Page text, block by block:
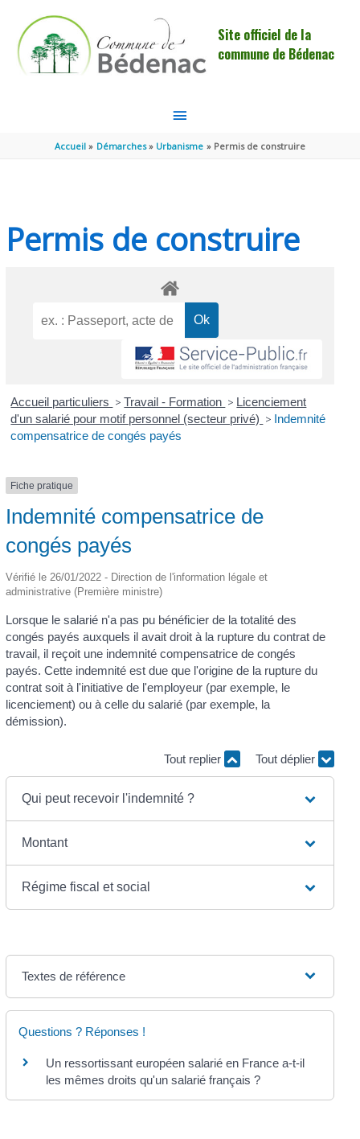
Site officiel de la
commune de Bédenac
MENU
PRINCIPAL
Accueil Démarches Urbanisme Permis de construire
Permis de construire
Accueil particuliers > Travail - Formation > Licenciement
d'un salarié pour motif personnel (secteur privé) > Indemnité
compensatrice de congés payés
Fiche pratique
Indemnité compensatrice de
congés payés
Vérifié le 26/01/2022 - Direction de l'information légale et
administrative (Première ministre)
Lorsque le salarié n'a pas pu bénéficier de la totalité des
congés payés auxquels il avait droit à la rupture du contrat de
travail, il reçoit une indemnité compensatrice de congés
payés. Cette indemnité est due que l'origine de la rupture du
contrat soit à l'initiative de l'employeur (par exemple, le
licenciement) ou à celle du salarié (par exemple, la
démission).
Tout replier Tout déplier
Qui peut recevoir l'indemnité ?
Montant
Régime fiscal et social
Textes de référence
Questions ? Réponses !
Un ressortissant européen salarié en France a-t-il
les mêmes droits qu'un salarié français ?